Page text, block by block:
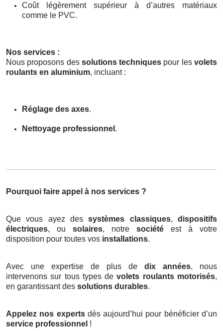
Coût légèrement supérieur à d’autres matériaux
comme le PVC.
Nos services :
Nous proposons des solutions techniques pour lesvolets
roulants en aluminium, incluant :
Réglage des axes.
Nettoyage professionnel .
Pourquoi faire appel à nos services ?
Que vous ayez dessystèmes classiques,dispositifs
électriques, ou solaires, notre société est à votre
disposition pour toutes vos installations.
Avec une expertise de plus de dix années, nous
intervenons sur tous types devolets roulants motorisés,
en garantissant des solutions durables.
Appelez nos expertsdès aujourd’hui pour bénéficier d’un
service professionnel !